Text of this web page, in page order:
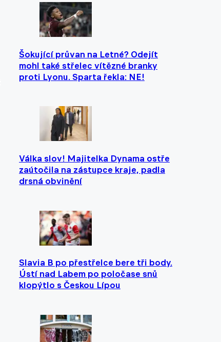
Šokující průvan na Letné? Odejít
mohl také střelec vítězné branky
proti Lyonu. Sparta řekla: NE!
Válka slov! Majitelka Dynama ostře
zaútočila na zástupce kraje, padla
drsná obvinění
Slavia B po přestřelce bere tři body.
Ústí nad Labem po poločase snů
klopýtlo s Českou Lípou